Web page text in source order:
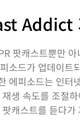
Addict
팟캐스트뿐만
소드가 업데이
에피소드는 인
생 속도를 조절
캐스트를 듣다